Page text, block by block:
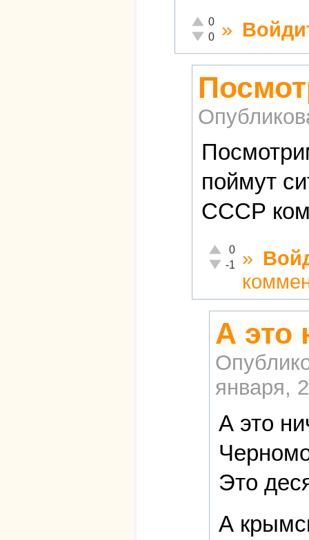
Отлично!
0
Неадекватно!
0 »
поймут
СССР
Отлично!
0
Неадекватно!
-1 »
А это
января,
А это
Это
А